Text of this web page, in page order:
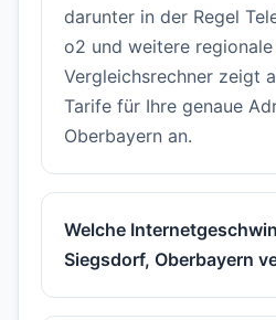
darunter in der Regel
o2 und weitere
Vergleichsrechner zeigt
Tarife für Ihre genaue
Oberbayern an.
Welche
Siegsdorf, Oberbayern